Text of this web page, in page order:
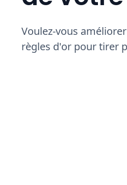
Voulez-vous
règles d'or pour tirer